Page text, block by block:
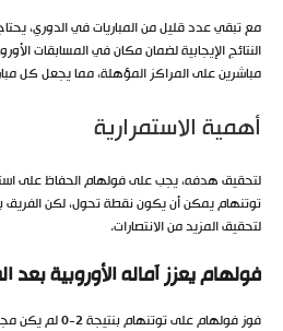
مع تبقي عدد قليل من المباريات في الدوري،
النتائج الإيجابية لضمان مكان في المسابقات
مباشرين على المراكز المؤهلة، مما يجعل كل
أهمية الاستمرارية
لتحقيق هدفه، يجب على فولهام الحفاظ على
توتنهام يمكن أن يكون نقطة تحول، لكن الفريق
لتحقيق المزيد من الانتصارات.
فولهام يعزز آماله الأوروبية بعد
فوز فولهام على